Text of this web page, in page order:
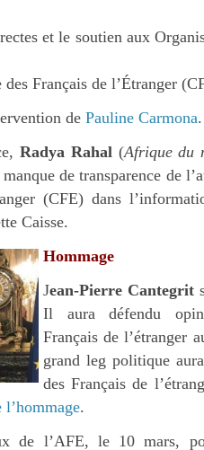
et le soutien aux
des Français de l’Étranger
de Pauline Carmona.
Radya Rahal(Afrique du
de transparence de
(CFE) dans
Caisse.
Hommage
Jean-Pierre Cantegrit
Il aura défendu
Français de l’étranger
grand leg politique
des Français de
.
de l’AFE, le 10 mars,